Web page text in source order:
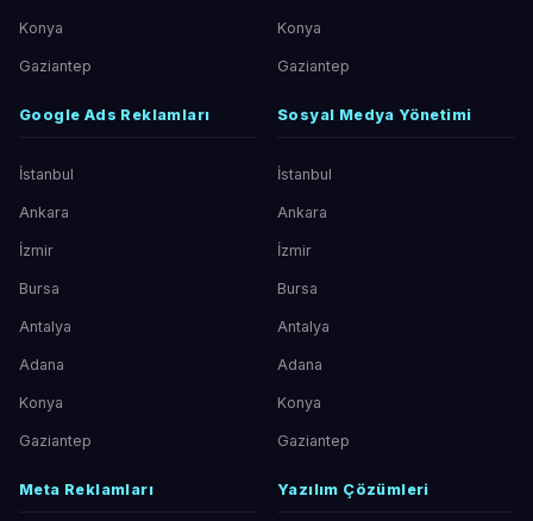
Konya
Gaziantep
Konya
Gaziantep
Google Ads Reklamları
İstanbul
Ankara
İzmir
Bursa
Antalya
Adana
Konya
Gaziantep
Sosyal Medya Yönetimi
İstanbul
Ankara
İzmir
Bursa
Antalya
Adana
Konya
Gaziantep
Meta Reklamları Yazılım Çözümleri